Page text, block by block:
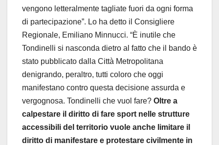
vengono letteralmente tagliate fuori da ogni forma
di partecipazione”. Lo ha detto il Consigliere
Regionale, Emiliano Minnucci. “È inutile che
Tondinelli si nasconda dietro al fatto che il bando è
stato pubblicato dalla Città Metropolitana
denigrando, peraltro, tutti coloro che oggi
manifestano contro questa decisione assurda e
vergognosa. Tondinelli che vuol fare? Oltre a
calpestare il diritto di fare sport nelle strutture
accessibili del territorio vuole anche limitare il
diritto di manifestare e protestare civilmente in